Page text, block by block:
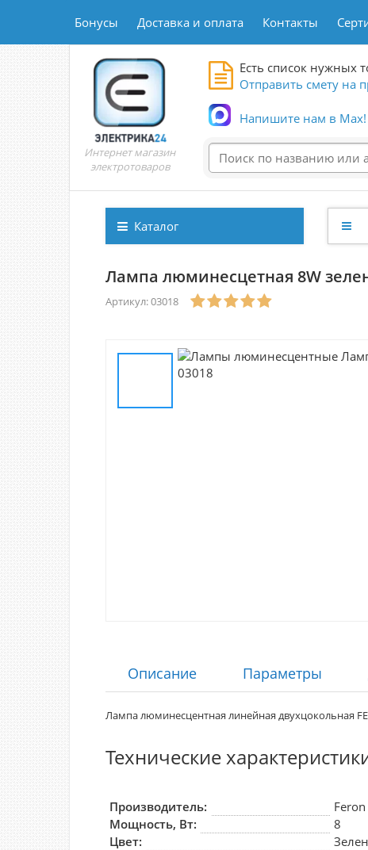
Бонусы Доставка и оплата Контакты
Интернет магазин
электротоваров
Есть список нужных
Отправить смету на
Напишите нам в Max!
Каталог
Лампа люминесцетная 8W
Артикул: 03018
Описание Параметры
Лампа люминесцентная линейная двухцокольная
Технические
Производитель:
Feron
Мощность, Вт:
8
Цвет: